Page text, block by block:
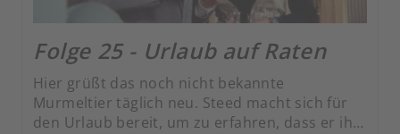
Folge 25 - Urlaub auf Raten
Hier grüßt das noch nicht bekannte
Murmeltier täglich neu. Steed macht sich für
den Urlaub bereit, um zu erfahren, dass er ihn